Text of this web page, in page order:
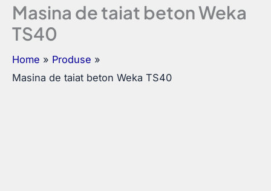
Masina de taiat beton Weka
TS40
Home
Produse
Masina de taiat beton Weka TS40